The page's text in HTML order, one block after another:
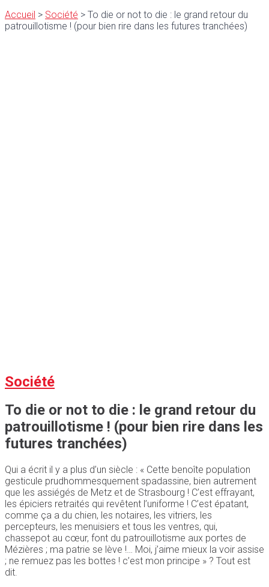
Accueil > Société > To die or not to die : le grand retour du
patrouillotisme ! (pour bien rire dans les futures tranchées)
Société
To die or not to die : le grand retour du
patrouillotisme ! (pour bien rire dans les
futures tranchées)
Qui a écrit il y a plus d’un siècle : « Cette benoîte population
gesticule prudhommesquement spadassine, bien autrement
que les assiégés de Metz et de Strasbourg ! C’est effrayant,
les épiciers retraités qui revêtent l’uniforme ! C’est épatant,
comme ça a du chien, les notaires, les vitriers, les
percepteurs, les menuisiers et tous les ventres, qui,
chassepot au cœur, font du patrouillotisme aux portes de
Mézières ; ma patrie se lève !… Moi, j’aime mieux la voir assise
; ne remuez pas les bottes ! c’est mon principe » ? Tout est
dit.